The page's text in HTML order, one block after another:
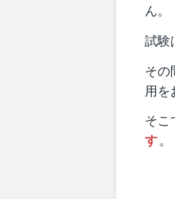
ん。
試験
その
用を
そこ
す。